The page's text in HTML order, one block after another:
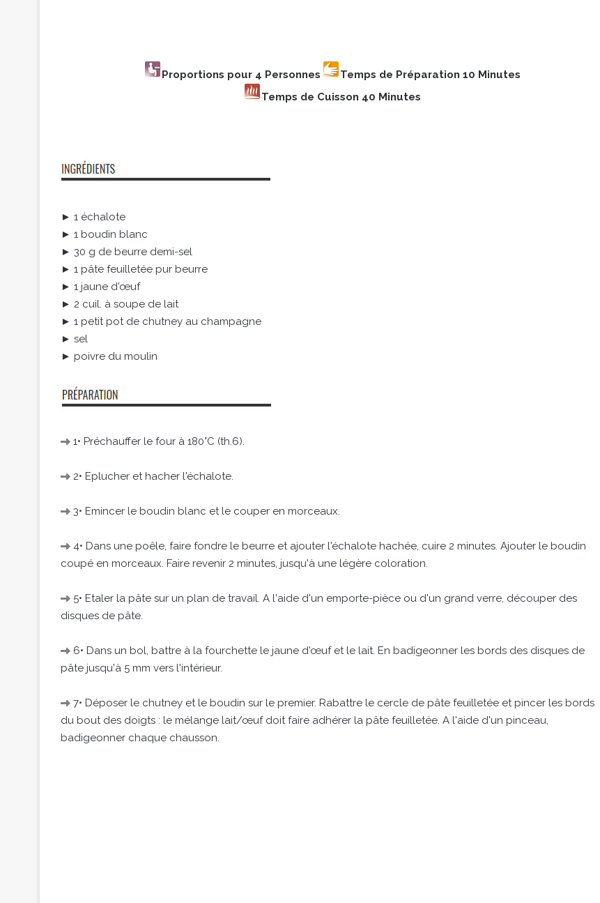
Proportions pour 4 Personnes
Temps de Préparation 10 Minutes
Temps de Cuisson 40 Minutes
► 1 échalote
► 1 boudin blanc
► 30 g de beurre demi-sel
► 1 pâte feuilletée pur beurre
► 1 jaune d'œuf
► 2 cuil. à soupe de lait
► 1 petit pot de chutney au champagne
► sel
► poivre du moulin
1• Préchauffer le four à 180°C (th.6).
2• Eplucher et hacher l'échalote.
3• Emincer le boudin blanc et le couper en morceaux.
4• Dans une poêle, faire fondre le beurre et ajouter l'échalote hachée, cuire 2 minutes. Ajouter le boudin
coupé en morceaux. Faire revenir 2 minutes, jusqu'à une légère coloration.
5• Etaler la pâte sur un plan de travail. A l'aide d'un emporte-pièce ou d'un grand verre, découper des
disques de pâte.
6• Dans un bol, battre à la fourchette le jaune d'œuf et le lait. En badigeonner les bords des disques de
pâte jusqu'à 5 mm vers l'intérieur.
7• Déposer le chutney et le boudin sur le premier. Rabattre le cercle de pâte feuilletée et pincer les bords
du bout des doigts : le mélange lait/œuf doit faire adhérer la pâte feuilletée. A l'aide d'un pinceau,
badigeonner chaque chausson.